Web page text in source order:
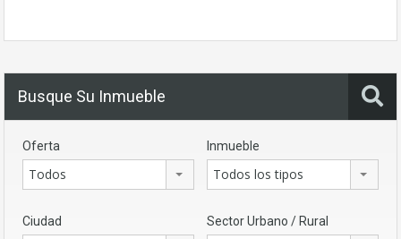
Busque Su Inmueble
Oferta
Todos
Inmueble
Todos los tipos
Ciudad Sector Urbano / Rural